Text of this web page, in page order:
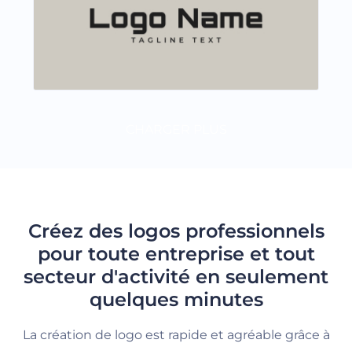
Créez des logos professionnels
pour toute entreprise et tout
secteur d'activité en seulement
quelques minutes
La création de logo est rapide et agréable grâce à